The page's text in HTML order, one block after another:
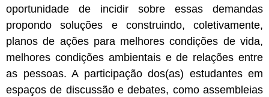
oportunidade de incidir sobre essas demandas
propondo soluções e construindo, coletivamente,
planos de ações para melhores condições de vida,
melhores condições ambientais e de relações entre
as pessoas. A participação dos(as) estudantes em
espaços de discussão e debates, como assembleias